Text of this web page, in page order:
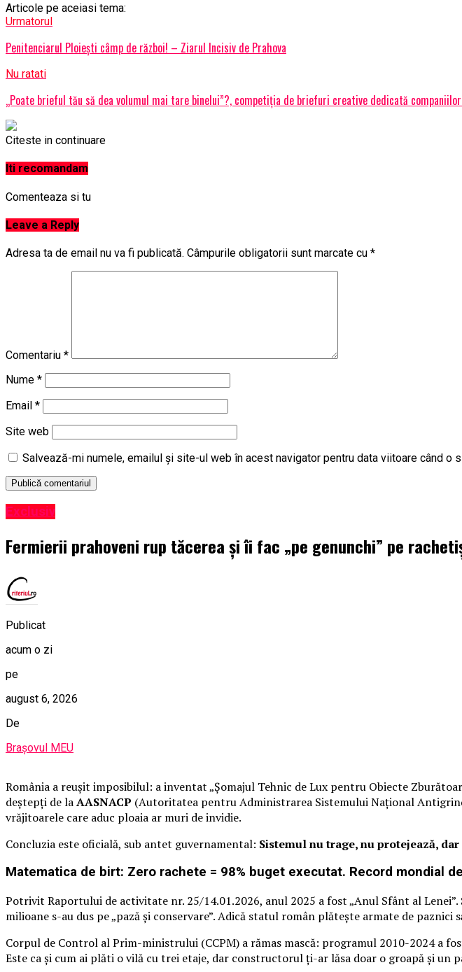
Articole pe aceiasi tema:
Urmatorul
Penitenciarul Ploiești câmp de război! – Ziarul Incisiv de Prahova
Nu ratati
„Poate brieful tău să dea volumul mai tare binelui”?, competiția de briefuri creative dedicată
Citeste in continuare
Iti recomandam
Comenteaza si tu
Leave a Reply
Adresa ta de email nu va fi publicată. Câmpurile obligatorii sunt marcate cu *
Comentariu *
Nume *
Email *
Site web
Salvează-mi numele, emailul și site-ul web în acest navigator pentru data viitoare când o
Exclusiv
Fermierii prahoveni rup tăcerea și îi fac „pe genunchi” pe
Publicat
acum o zi
pe
august 6, 2026
De
Brașovul MEU
România a reușit imposibilul: a inventat „Șomajul Tehnic de Lux pentru Obiecte
deștepți de laAASNACP (Autoritatea pentru Administrarea Sistemului Național
vrăjitoarele care aduc ploaia ar muri de invidie.
Concluzia este oficială, sub antet guvernamental: Sistemul nu trage, nu protejează,
Matematica de birt: Zero rachete = 98% buget executat. Record mondial
Potrivit Raportului de activitate nr. 25/14.01.2026, anul 2025 a fost „Anul Sfânt al Lenei”.
milioane s-au dus pe „pază și conservare”. Adică statul român plătește armate de
Corpul de Control al Prim-ministrului (CCPM) a rămas mască: programul 2010-2024 a
Este ca și cum ai plăti o vilă cu trei etaje, dar constructorul ți-ar lăsa doar o groapă și un